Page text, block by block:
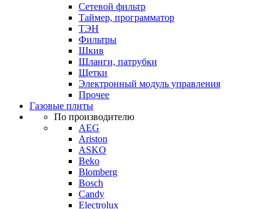
Сетевой фильтр
Таймер, программатор
ТЭН
Фильтры
Шкив
Шланги, патрубки
Щетки
Электронный модуль управления
Прочее
Газовые плиты
По производителю
AEG
Ariston
ASKO
Beko
Blomberg
Bosch
Candy
Electrolux